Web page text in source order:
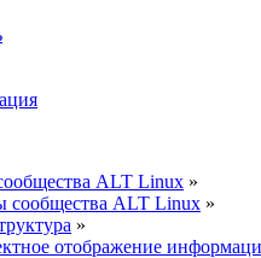
ALT Linux »
сообщества ALT Linux »
»
отображение